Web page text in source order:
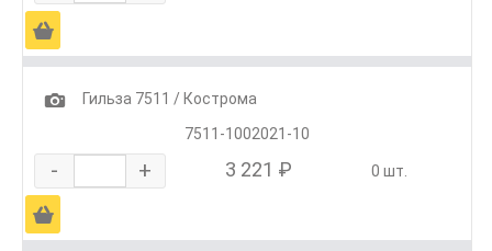
Ä
1
Гильза 7511 / Кострома
7511-1002021-10
- + 3 221 ₽ 0 шт.
Ä